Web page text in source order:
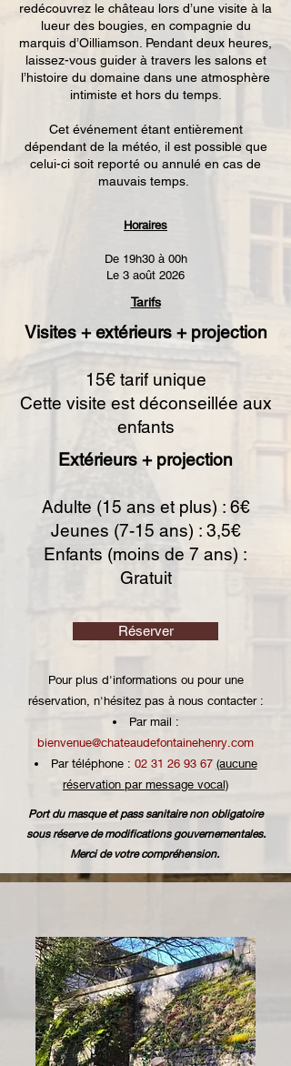
redécouvrez le château lors d’une visite à la
lueur des bougies, en compagnie du
marquis d’Oilliamson. Pendant deux heures,
laissez-vous guider à travers les salons et
l’histoire du domaine dans une atmosphère
intimiste et hors du temps.
Cet événement étant entièrement
dépendant de la météo, il est possible que
celui-ci soit reporté ou annulé en cas de
mauvais temps.
Horaires
De 19h30 à 00h
Le 3 août 2026
Tarifs
Visites + extérieurs + projection​
15€ tarif unique
Cette visite est déconseillée aux
enfants
Extérieurs + projection
Adulte (15 ans et plus) : 6€
Jeunes (7-15 ans) : 3,5€
Enfants (moins de 7 ans) :
Gratuit
Réserver
Pour plus d'informations ou pour une
réservation, n'hésitez pas à nous contacter :
Par mail :
bienvenue@chateaudefontainehenry.com
Par téléphone : 02 31 26 93 67 (aucune
réservation par message vocal)
Port du masque et pass sanitaire non obligatoire
sous réserve de modifications gouvernementales.
Merci de votre compréhension.